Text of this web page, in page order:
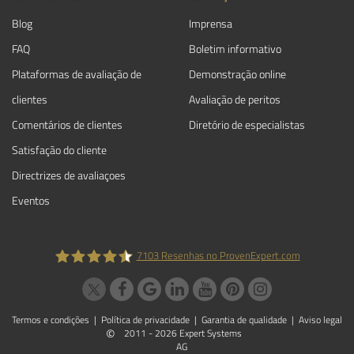
Blog
FAQ
Plataformas de avaliação de
clientes
Comentários de clientes
Satisfação do cliente
Directrizes de avaliaçoes
Eventos
Imprensa
Boletim informativo
Demonstração online
Avaliação de peritos
Diretório de especialistas
ProvenExpert.com
7103 Resenhas no ProvenExpert.com
Termos e condições | Política de privacidade | Garantia de qualidade | Aviso legal
©
2011 - 2026 Expert Systems
AG